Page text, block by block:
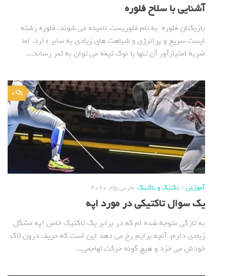
آشنایی با سلاح فلوره
بازیکنان فلوره به نام فلوریست نامیده می شوند. فلوره رشته
ایست سریع و پرانرژی و شباهت های زیادی به سابر دارد. اما
ضربة امتیازآور آن تنها با نوک تیغه می توان به ثمر رساند....
0
آموزش/تکنیک و تاکتیک مارس 25, 2020
یک سوال تاکتیکی در مورد اپه
به تازگی متوجه شده ام که در برابر یک تاکتیک خاص اپه مشکل
زیادی دارم. آنچه برایم رخ می دهد این است که حریف درون لاک
خودش می خزد و هیچ گونه حرکت تهاجمی...